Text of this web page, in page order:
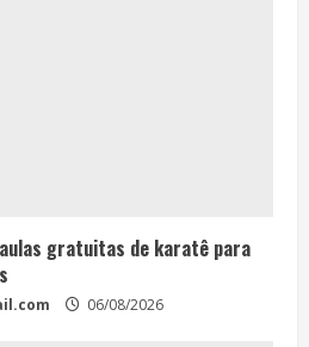
gratuitas de karatê para
06/08/2026